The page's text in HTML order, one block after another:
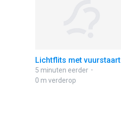
Lichtflits met vuurstaart
5 minuten eerder
0 m verderop